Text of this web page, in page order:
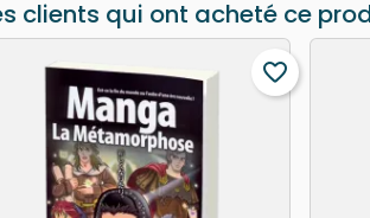
clients qui ont acheté ce
favorite_border